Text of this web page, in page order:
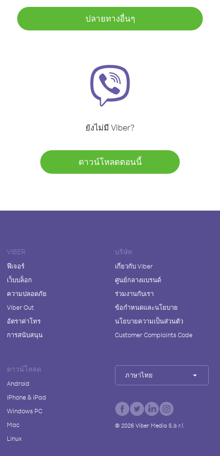
ปลายทางอื่นๆ
ยังไม่มี Viber?
ดาวน์โหลดตอนนี้
VIBER
ฟีเจอร์
เว็บบล็อก
ความปลอดภัย
Viber Out
อัตราค่าโทร
การสนับสนุน
บริษัท
เกี่ยวกับ Viber
ศูนย์กลางแบรนด์
ร่วมงานกับเรา
ข้อกำหนดและนโยบาย
นโยบายความเป็นส่วนตัว
Customer Complaints Code
ดาวน์โหลด
Android
iPhone & iPad
Windows PC
Mac
Linux
ภาษาไทย
© 2026Viber Media S.à r.l.